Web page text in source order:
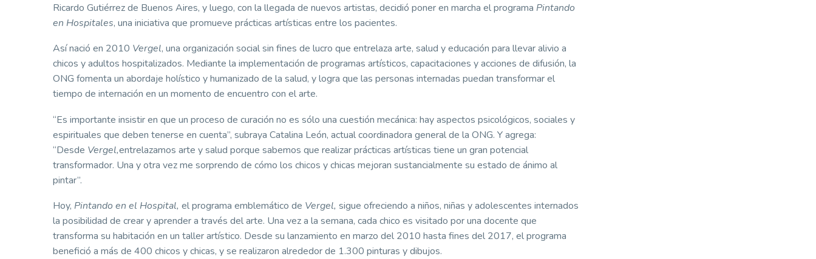
Ricardo Gutiérrez de Buenos Aires, y luego, con la llegada de nuevos artistas, decidió poner en marcha el programa Pintando
en Hospitales, una iniciativa que promueve prácticas artísticas entre los pacientes.
Así nació en 2010 Vergel, una organización social sin fines de lucro que entrelaza arte, salud y educación para llevar alivio a
chicos y adultos hospitalizados. Mediante la implementación de programas artísticos, capacitaciones y acciones de difusión, la
ONG fomenta un abordaje holístico y humanizado de la salud, y logra que las personas internadas puedan transformar el
tiempo de internación en un momento de encuentro con el arte.
“Es importante insistir en que un proceso de curación no es sólo una cuestión mecánica: hay aspectos psicológicos, sociales y
espirituales que deben tenerse en cuenta”, subraya Catalina León, actual coordinadora general de la ONG. Y agrega:
“Desde Vergel,entrelazamos arte y salud porque sabemos que realizar prácticas artísticas tiene un gran potencial
transformador. Una y otra vez me sorprendo de cómo los chicos y chicas mejoran sustancialmente su estado de ánimo al
pintar”.
Hoy, Pintando en el Hospital, el programa emblemático de Vergel, sigue ofreciendo a niños, niñas y adolescentes internados
la posibilidad de crear y aprender a través del arte. Una vez a la semana, cada chico es visitado por una docente que
transforma su habitación en un taller artístico. Desde su lanzamiento en marzo del 2010 hasta fines del 2017, el programa
benefició a más de 400 chicos y chicas, y se realizaron alrededor de 1.300 pinturas y dibujos.